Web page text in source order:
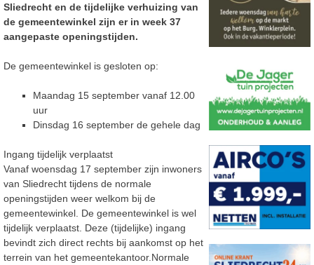
Sliedrecht en de tijdelijke verhuizing van
de gemeentewinkel zijn er in week 37
aangepaste openingstijden.
De gemeentewinkel is gesloten op:
Maandag 15 september vanaf 12.00
uur
Dinsdag 16 september de gehele dag
Ingang tijdelijk verplaatst
Vanaf woensdag 17 september zijn inwoners
van Sliedrecht tijdens de normale
openingstijden weer welkom bij de
gemeentewinkel. De gemeentewinkel is wel
tijdelijk verplaatst. Deze (tijdelijke) ingang
bevindt zich direct rechts bij aankomst op het
terrein van het gemeentekantoor.Normale